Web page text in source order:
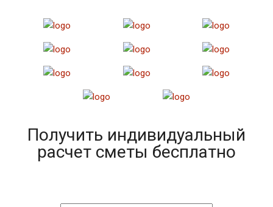
Получить индивидуальный
расчет сметы бесплатно